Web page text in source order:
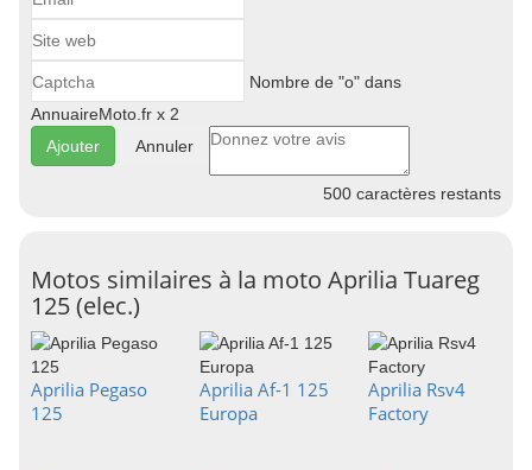
Nombre de "o" dans
AnnuaireMoto.fr x 2
Annuler
500 caractères restants
Motos similaires à la moto Aprilia Tuareg
125 (elec.)
Aprilia Pegaso
125
Aprilia Af-1 125
Europa
Aprilia Rsv4
Factory